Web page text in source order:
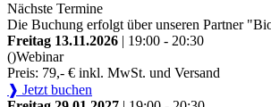
Nächste Termine
Die Buchung erfolgt über unseren Partner
Freitag 13.11.2026 | 19:00 - 20:30
()Webinar
Preis: 79,- € inkl. MwSt. und Versand
❱ Jetzt buchen